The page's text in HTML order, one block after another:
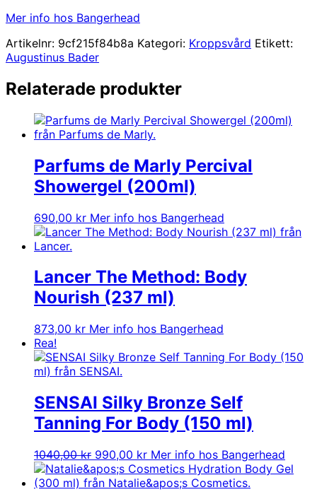
Mer info hos Bangerhead
Artikelnr: 9cf215f84b8a Kategori: Kroppsvård Etikett:
Augustinus Bader
Relaterade produkter
Parfums de Marly Percival
Showergel (200ml)
690,00 kr Mer info hos Bangerhead
Lancer The Method: Body
Nourish (237 ml)
873,00 kr Mer info hos Bangerhead
Rea!
SENSAI Silky Bronze Self
Tanning For Body (150 ml)
1040,00kr Det
ursprungliga
priset
990,00 krDet
nuvarande
priset
Mer info hos Bangerhead